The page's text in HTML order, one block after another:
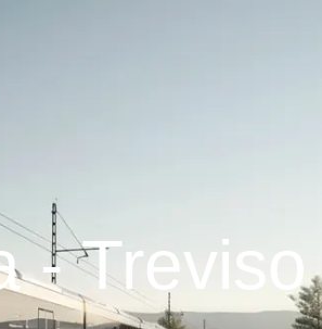
- Treviso